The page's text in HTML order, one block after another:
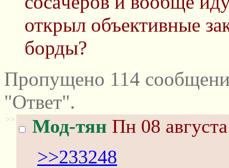
открыл объективные
борды?
Пропущено 114
"Ответ".
>> Мод-тян Пн 08
>>233248